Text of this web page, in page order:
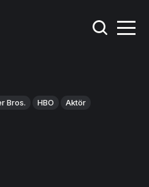
Bros. HBO Aktör